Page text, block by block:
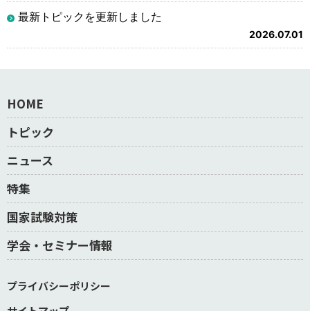
最新トピックを更新しました
2026.07.01
HOME
トピック
ニュース
特集
国家試験対策
学会・セミナー情報
プライバシーポリシー